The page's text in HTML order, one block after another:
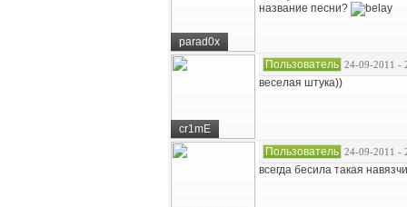
parad0x
название песни?
cr1mE
Пользователь 24-09-2011 -
веселая штука))
Пользователь 24-09-2011 -
всегда бесила такая